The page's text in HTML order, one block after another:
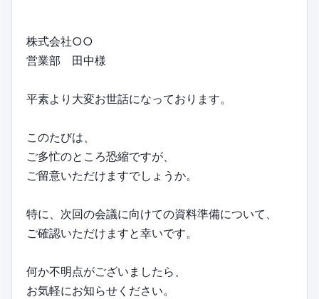
株式会社○○
営業部 田中様
平素より大変お世話になっております。
このたびは、
ご多忙のところ恐縮ですが、
ご留意いただけますでしょうか。
特に、次回の会議に向けての資料準備について、
ご確認いただけますと幸いです。
何か不明点がございましたら、
お気軽にお知らせください。